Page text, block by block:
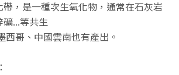
，是一種次生氧化物，通常在石灰岩
...等共生
西哥、中國雲南也有產出。